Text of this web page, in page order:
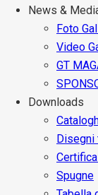
News &
Foto
Video
GT
Downloads
Disegni
Spugne